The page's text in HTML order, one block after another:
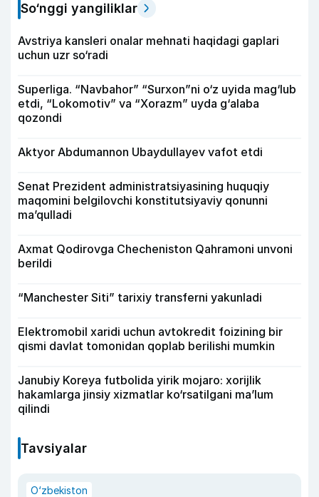
So‘nggi yangiliklar
Avstriya kansleri onalar mehnati haqidagi gaplari
uchun uzr so‘radi
Superliga. “Navbahor” “Surxon”ni o‘z uyida mag‘lub
etdi, “Lokomotiv” va “Xorazm” uyda g‘alaba
qozondi
Aktyor Abdu­mannon Ubaydullayev vafot etdi
Senat Prezident administratsiyasining huquqiy
maqomini belgilovchi konstitutsiyaviy qonunni
ma’qulladi
Axmat Qodirovga Checheniston Qahramoni unvoni
berildi
“Manchester Siti” tarixiy transferni yakunladi
Elektromobil xaridi uchun avtokredit foizining bir
qismi davlat tomonidan qoplab berilishi mumkin
Janubiy Koreya futbolida yirik mojaro: xorijlik
hakamlarga jinsiy xizmatlar ko‘rsatilgani ma’lum
qilindi
Tavsiyalar
O‘zbekiston